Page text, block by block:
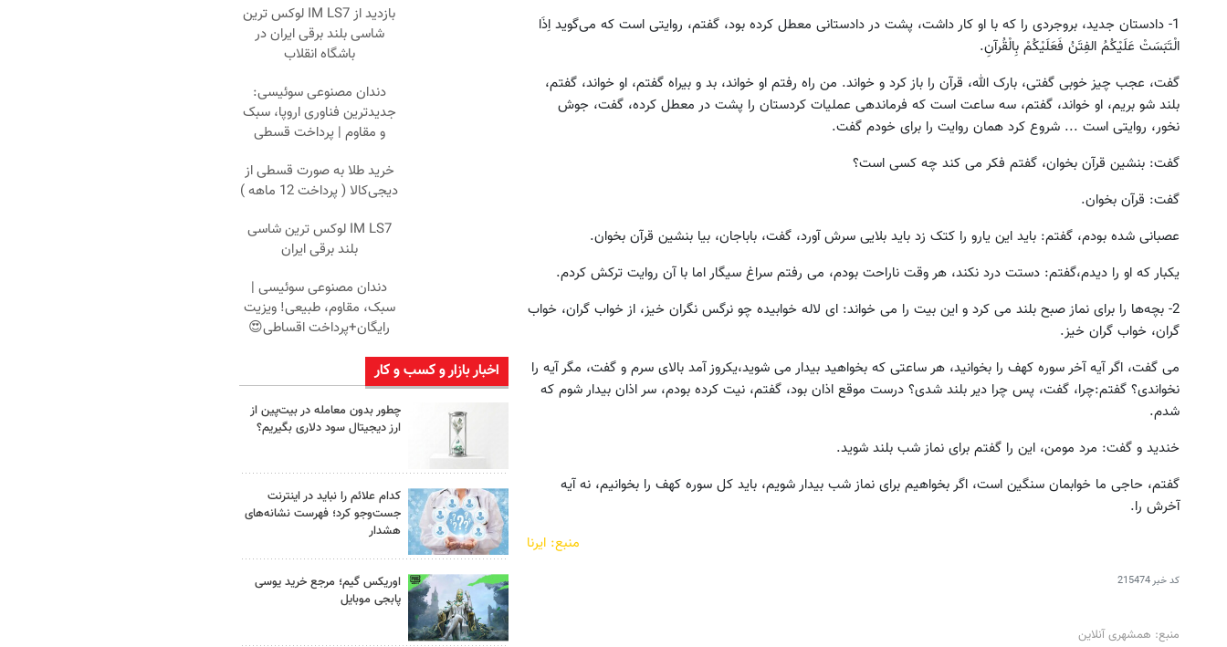
1- دادستان جدید، بروجردی را که با او کار داشت، پشت در دادستانی معطل کرده بود، گفتم، روایتی است که می‌گوید اِذَا
الْتَبَسَتْ عَلَیْکُمُ الفِتَنُ فَعَلَیْکُمْ بِالْقُرآنِ.
گفت، عجب چیز خوبی گفتی، بارک الله، قرآن را باز کرد و خواند. من راه رفتم او خواند، بد و بیراه گفتم، او خواند، گفتم،
بلند شو بریم، او خواند، گفتم، سه ساعت است که فرماندهی عملیات کردستان را پشت در معطل کرده، گفت، جوش
نخور، روایتی است ... شروع کرد همان روایت را برای خودم گفت.
گفت: بنشین قرآن بخوان، گفتم فکر می کند چه کسی است؟
گفت: قرآن بخوان.
عصبانی شده بودم، گفتم: باید این یارو را کتک زد باید بلایی سرش آورد، گفت، باباجان، بیا بنشین قرآن بخوان.
یکبار که او را دیدم،گفتم: دستت درد نکند، هر وقت ناراحت بودم، می رفتم سراغ سیگار اما با آن روایت ترکش کردم.
2- بچه‌ها را برای نماز صبح بلند می کرد و این بیت را می خواند: ای لاله خوابیده چو نرگس نگران خیز، از خواب گران، خواب
گران، خواب گران خیز.
می گفت، اگر آیه آخر سوره کهف را بخوانید، هر ساعتی که بخواهید بیدار می شوید،یکروز آمد بالای سرم و گفت، مگر آیه را
نخواندی؟ گفتم:چرا، گفت، پس چرا دیر بلند شدی؟ درست موقع اذان بود، گفتم، نیت کرده بودم، سر اذان بیدار شوم که
شدم.
خندید و گفت: مرد مومن، این را گفتم برای نماز شب بلند شوید.
گفتم، حاجی ما خوابمان سنگین است، اگر بخواهیم برای نماز شب بیدار شویم، باید کل سوره کهف را بخوانیم، نه آیه
آخرش را.
منبع: ایرنا
کد خبر215474
منبع: همشهری آنلاین
بازدید از IM LS7 لوکس ترین
شاسی بلند برقی ایران در
باشگاه انقلاب
دندان مصنوعی سوئیسی:
جدیدترین فناوری اروپا، سبک
و مقاوم | پرداخت قسطی
خرید طلا به صورت قسطی از
دیجی‌کالا ( پرداخت 12 ماهه )
IM LS7 لوکس ترین شاسی
بلند برقی ایران
دندان مصنوعی سوئیسی |
سبک، مقاوم، طبیعی! ویزیت
رایگان+پرداخت اقساطی😍
اخبار بازار و کسب و کار
چطور بدون معامله در بیت‌پین از
ارز دیجیتال سود دلاری بگیریم؟
کدام علائم را نباید در اینترنت
جست‌وجو کرد؛ فهرست نشانه‌های
هشدار
اوریکس گیم؛ مرجع خرید یوسی
پابجی موبایل